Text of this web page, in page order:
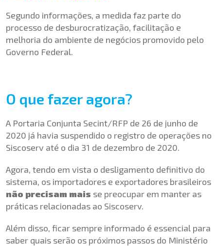
Segundo informações, a medida faz parte do
processo de desburocratização, facilitação e
melhoria do ambiente de negócios promovido pelo
Governo Federal.
O que fazer agora?
A Portaria Conjunta Secint/RFP de 26 de junho de
2020 já havia suspendido o registro de operações no
Siscoserv até o dia 31 de dezembro de 2020.
Agora, tendo em vista o desligamento definitivo do
sistema, os importadores e exportadores brasileiros
não precisam mais se preocupar em manter as
práticas relacionadas ao Siscoserv.
Além disso, ficar sempre informado é essencial para
saber quais serão os próximos passos do Ministério